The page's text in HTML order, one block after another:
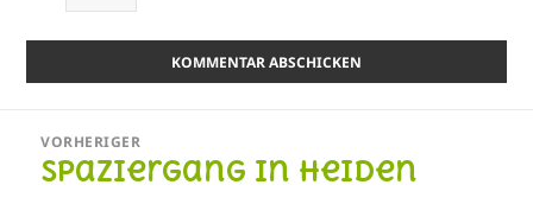
Beitragsnavigation
VORHERIGER
Vorheriger
Spaziergang in Heiden